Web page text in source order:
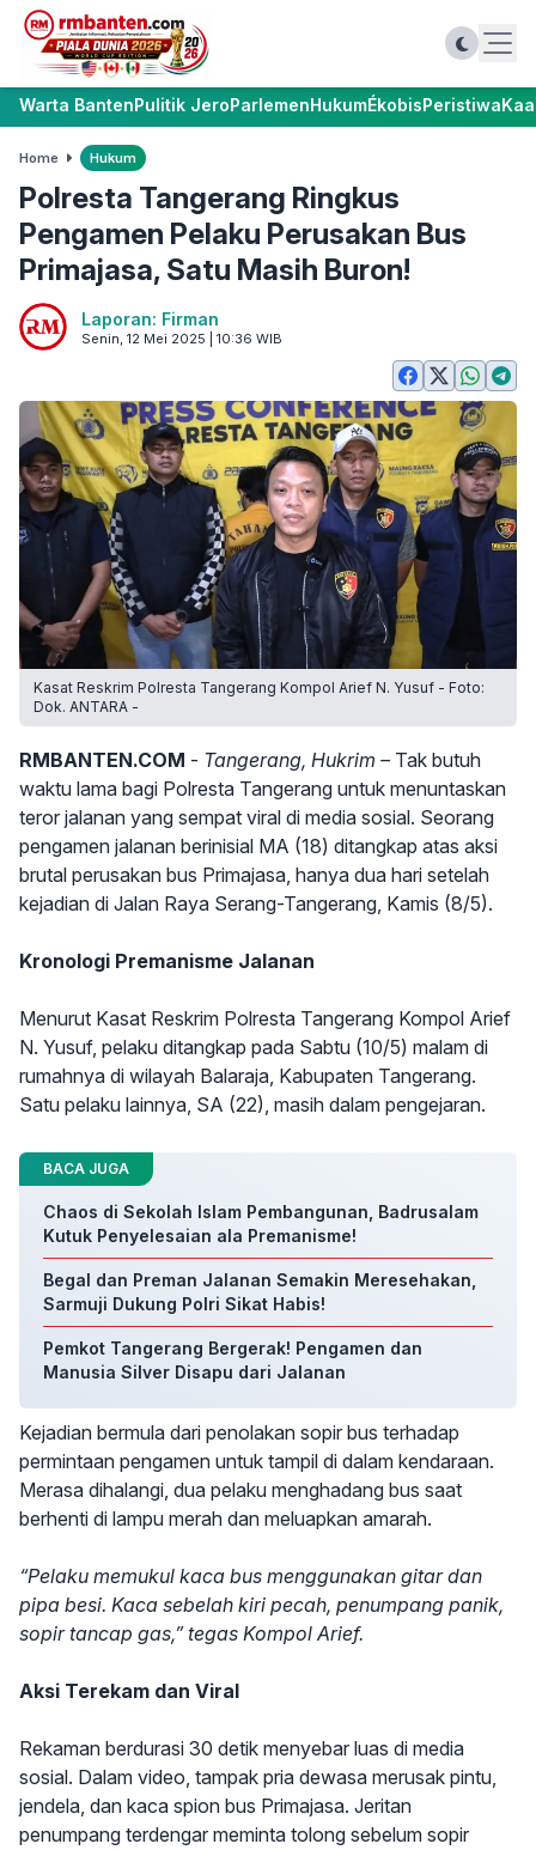
Warta BantenPulitik JeroParlemenHukumÉkobisPeristiwa
Home Hukum
Polresta Tangerang Ringkus
Pengamen Pelaku Perusakan Bus
Primajasa, Satu Masih Buron!
Laporan: Firman
Senin, 12 Mei 2025 | 10:36 WIB
Kasat Reskrim Polresta Tangerang Kompol Arief N. Yusuf - Foto:
Dok. ANTARA -
RMBANTEN.COM - Tangerang, Hukrim –Tak butuh
waktu lama bagi Polresta Tangerang untuk menuntaskan
teror jalanan yang sempat viral di media sosial. Seorang
pengamen jalanan berinisial MA (18) ditangkap atas aksi
brutal perusakan bus Primajasa, hanya dua hari setelah
kejadian di Jalan Raya Serang-Tangerang, Kamis (8/5).
Kronologi Premanisme Jalanan
Menurut Kasat Reskrim Polresta Tangerang Kompol Arief
N. Yusuf, pelaku ditangkap pada Sabtu (10/5) malam di
rumahnya di wilayah Balaraja, Kabupaten Tangerang.
Satu pelaku lainnya, SA (22), masih dalam pengejaran.
BACA JUGA
Chaos di Sekolah Islam Pembangunan, Badrusalam
Kutuk Penyelesaian ala Premanisme!
Begal dan Preman Jalanan Semakin Meresehakan,
Sarmuji Dukung Polri Sikat Habis!
Pemkot Tangerang Bergerak! Pengamen dan
Manusia Silver Disapu dari Jalanan
Kejadian bermula dari penolakan sopir bus terhadap
permintaan pengamen untuk tampil di dalam kendaraan.
Merasa dihalangi, dua pelaku menghadang bus saat
berhenti di lampu merah dan meluapkan amarah.
“Pelaku memukul kaca bus menggunakan gitar dan
pipa besi. Kaca sebelah kiri pecah, penumpang panik,
sopir tancap gas,” tegas Kompol Arief.
Aksi Terekam dan Viral
Rekaman berdurasi 30 detik menyebar luas di media
sosial. Dalam video, tampak pria dewasa merusak pintu,
jendela, dan kaca spion bus Primajasa. Jeritan
penumpang terdengar meminta tolong sebelum sopir